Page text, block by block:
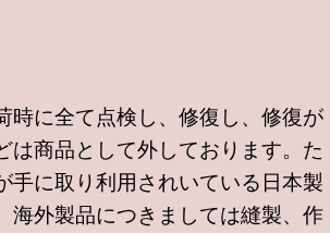
時に全て点検し、修復し、修復が
は商品として外しております。た
手に取り利用されいている日本製
海外製品につきましては縫製、作